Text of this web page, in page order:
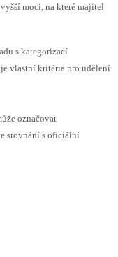
moci, na které majitel
s kategorizací
vlastní kritéria pro udělení
označovat
srovnání s oficiální